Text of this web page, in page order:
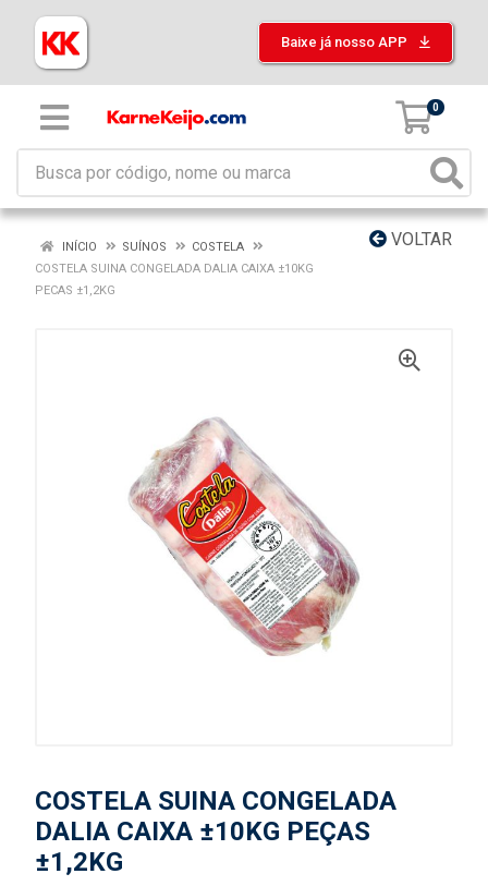
Baixe já nosso APP
0
VOLTAR
INÍCIO SUÍNOS
COSTELA
COSTELA SUINA CONGELADA DALIA CAIXA ±10KG
PECAS ±1,2KG
COSTELA SUINA CONGELADA
DALIA CAIXA ±10KG PEÇAS
±1,2KG